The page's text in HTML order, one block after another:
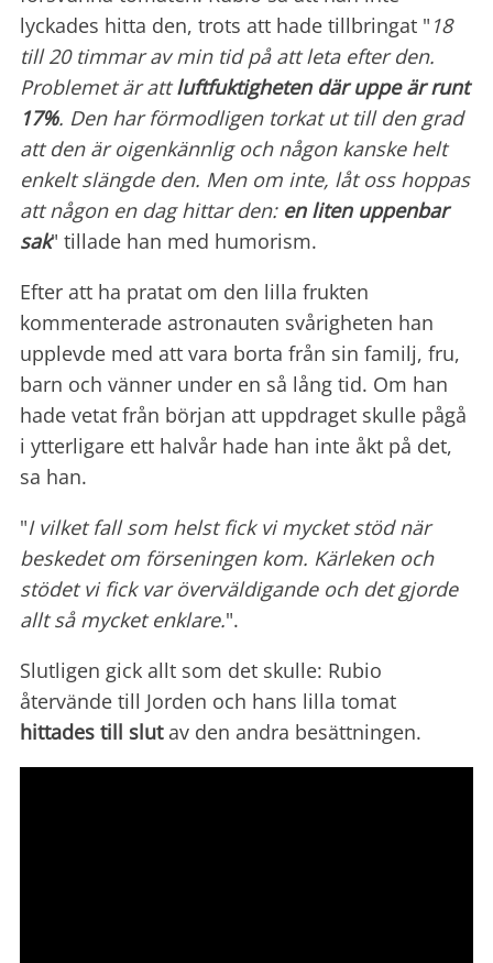
lyckades hitta den, trots att hade tillbringat " 18
till 20 timmar av min tid på att leta efter den.
Problemet är attluftfuktigheten där uppe är runt
17%. Den har förmodligen torkat ut till den grad
att den är oigenkännlig och någon kanske helt
enkelt slängde den. Men om inte, låt oss hoppas
att någon en dag hittar den: en liten uppenbar
sak" tillade han med humorism.
Efter att ha pratat om den lilla frukten
kommenterade astronauten svårigheten han
upplevde med att vara borta från sin familj, fru,
barn och vänner under en så lång tid. Om han
hade vetat från början att uppdraget skulle pågå
i ytterligare ett halvår hade han inte åkt på det,
sa han.
"I vilket fall som helst fick vi mycket stöd när
beskedet om förseningen kom. Kärleken och
stödet vi fick var överväldigande och det gjorde
allt så mycket enklare.".
Slutligen gick allt som det skulle: Rubio
återvände till Jorden och hans lilla tomat
hittades till slutav den andra besättningen.